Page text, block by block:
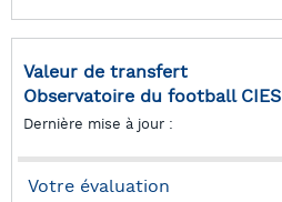
Valeur de transfert
Observatoire du football CIES
Dernière mise à jour :
Votre évaluation